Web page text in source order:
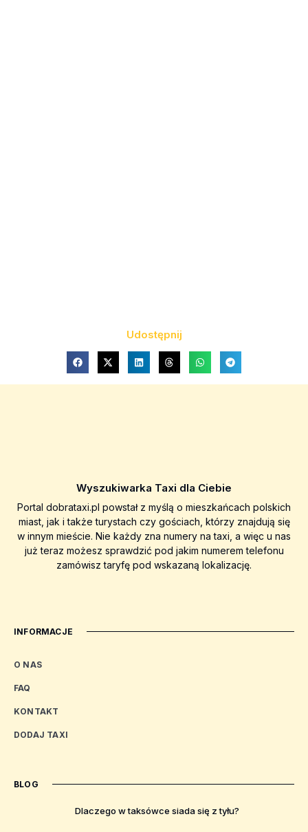
Udostępnij
Wyszukiwarka Taxi dla Ciebie
Portal dobrataxi.pl powstał z myślą o mieszkańcach polskich
miast, jak i także turystach czy gościach, którzy znajdują się
w innym mieście. Nie każdy zna numery na taxi, a więc u nas
już teraz możesz sprawdzić pod jakim numerem telefonu
zamówisz taryfę pod wskazaną lokalizację.
INFORMACJE
O NAS
FAQ
KONTAKT
DODAJ TAXI
BLOG
Dlaczego w taksówce siada się z tyłu?